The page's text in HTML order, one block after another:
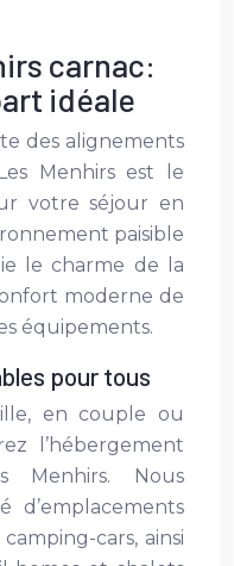
carnac:
idéale
des alignements
Menhirs est le
votre séjour en
paisible
le charme de la
moderne de
équipements.
pour tous
en couple ou
l’hébergement
Menhirs. Nous
d’emplacements
cars, ainsi